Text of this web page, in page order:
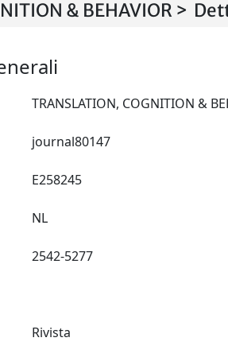
& BEHAVIOR >
Rivista